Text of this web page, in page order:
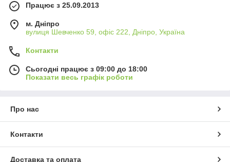
Працює з 25.09.2013
м. Дніпро
вулиця Шевченко 59, офіс 222, Дніпро, Україна
Контакти
Сьогодні працює з 09:00 до 18:00
Показати весь графік роботи
Про нас
Контакти
Доставка та оплата